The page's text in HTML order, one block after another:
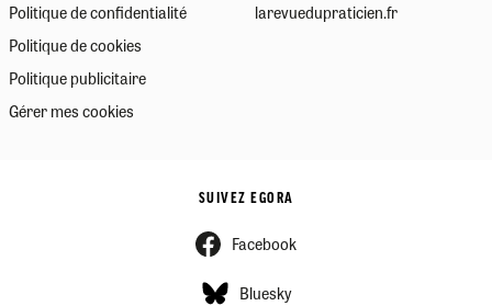
Politique de confidentialité
Politique de cookies
Politique publicitaire
Gérer mes cookies
larevuedupraticien.fr
SUIVEZ EGORA
Facebook
Bluesky